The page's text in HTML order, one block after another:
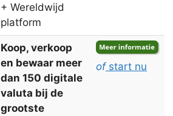
+ Wereldwijd
platform
Koop, verkoop
en bewaar meer
dan 150 digitale
valuta bij de
grootste
ofstart nu